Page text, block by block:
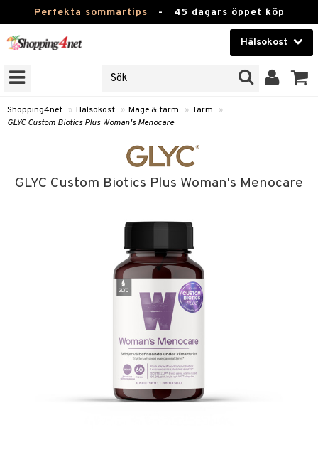
Perfekta sommartips - 45 dagars öppet köp
Hälsokost
Skönhet
Kontaktlinser
Fitness
Leksaker, Barn & Baby
Shopping4net » Hälsokost » Mage & tarm » Tarm
»
GLYC Custom Biotics Plus Woman's Menocare
GLYC Custom Biotics Plus Woman's Menocare